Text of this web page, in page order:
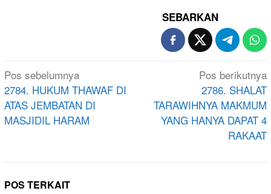
SEBARKAN
Navigasi
pos
Pos sebelumnya
2784. HUKUM THAWAF DI
ATAS JEMBATAN DI
MASJIDIL HARAM
Pos berikutnya
2786. SHALAT
TARAWIHNYA MAKMUM
YANG HANYA DAPAT 4
RAKAAT
POS TERKAIT